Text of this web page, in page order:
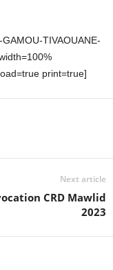
TIVAOUANE-
print=true]
Next article
CRD Mawlid
2023